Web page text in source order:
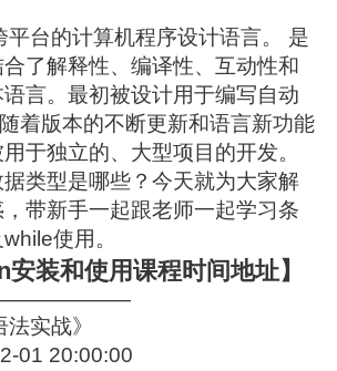
平台的计算机程序设计语言。 是
了解释性、编译性、互动性和
言。最初被设计用于编写自动
着版本的不断更新和语言新功能
于独立的、大型项目的开发。
类型是哪些？今天就为大家解
带新手一起跟老师一起学习条
使用。
安装和使用课程时间地址】
实战》
01 20:00:00